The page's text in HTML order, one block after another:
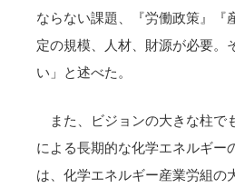
ならない課題、『労働政策』『
定の規模、人材、財源が必要。
い」と述べた。
また、ビジョンの大きな柱
による長期的な化学エネルギー
は、化学エネルギー産業労組